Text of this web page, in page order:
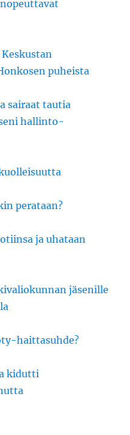
puheista
sairaat tautia
hallinto-
perataan?
ja uhataan
jäsenille
haittasuhde?
kidutti